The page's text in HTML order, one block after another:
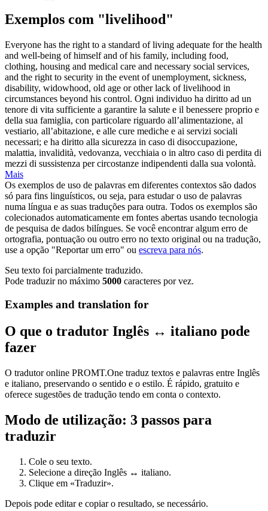
Exemplos com "livelihood"
Everyone has the right to a standard of living adequate for the health
and well-being of himself and of his family, including food,
clothing, housing and medical care and necessary social services,
and the right to security in the event of unemployment, sickness,
disability, widowhood, old age or other lack oflivelihood in
circumstances beyond his control. Ogni individuo ha diritto ad un
tenore di vita sufficiente a garantire la salute e il benessere proprio e
della sua famiglia, con particolare riguardo all’alimentazione, al
vestiario, all’abitazione, e alle cure mediche e ai servizi sociali
necessari; e ha diritto alla sicurezza in caso di disoccupazione,
malattia, invalidità, vedovanza, vecchiaia o in altro caso di perdita di
mezzi di sussistenza per circostanze indipendenti dalla sua volontà.
Mais
Os exemplos de uso de palavras em diferentes contextos são dados
só para fins linguísticos, ou seja, para estudar o uso de palavras
numa língua e as suas traduções para outra. Todos os exemplos são
colecionados automaticamente em fontes abertas usando tecnologia
de pesquisa de dados bilíngues. Se você encontrar algum erro de
ortografia, pontuação ou outro erro no texto original ou na tradução,
use a opção "Reportar um erro" ou escreva para nós.
Seu texto foi parcialmente traduzido.
Pode traduzir no máximo 5000 caracteres por vez.
Examples and translation for
O que o tradutor Inglês ↔ italiano pode
fazer
O tradutor online PROMT.One traduz textos e palavras entre Inglês
e italiano, preservando o sentido e o estilo. É rápido, gratuito e
oferece sugestões de tradução tendo em conta o contexto.
Modo de utilização: 3 passos para
traduzir
Cole o seu texto.
Selecione a direção Inglês ↔ italiano.
Clique em «Traduzir».
Depois pode editar e copiar o resultado, se necessário.